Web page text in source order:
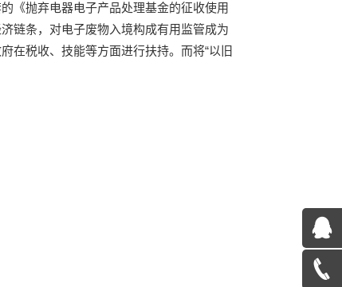
《抛弃电器电子产品处理基金的征收使用
链条，对电子废物入境构成有用监管成为
在税收、技能等方面进行扶持。而将“以旧